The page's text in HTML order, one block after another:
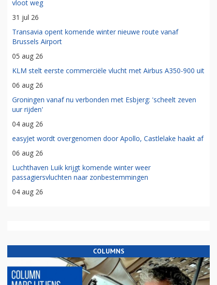
vloot weg
31 jul 26
Transavia opent komende winter nieuwe route vanaf
Brussels Airport
05 aug 26
KLM stelt eerste commerciële vlucht met Airbus A350-900 uit
06 aug 26
Groningen vanaf nu verbonden met Esbjerg: 'scheelt zeven
uur rijden'
04 aug 26
easyJet wordt overgenomen door Apollo, Castlelake haakt af
06 aug 26
Luchthaven Luik krijgt komende winter weer
passagiersvluchten naar zonbestemmingen
04 aug 26
COLUMNS